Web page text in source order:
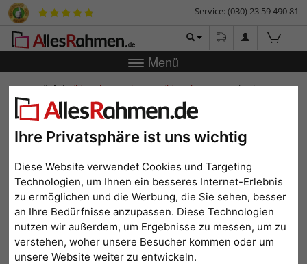
Ihre Privatsphäre ist uns wichtig
Diese Website verwendet Cookies und Targeting
Technologien, um Ihnen ein besseres Internet-Erlebnis
zu ermöglichen und die Werbung, die Sie sehen, besser
an Ihre Bedürfnisse anzupassen. Diese Technologien
nutzen wir außerdem, um Ergebnisse zu messen, um zu
verstehen, woher unsere Besucher kommen oder um
unsere Website weiter zu entwickeln.
Service: (030) 23 59 490 81
Menü
Zurück|Bilderrahmen-Shop Bilderrahmen
Holzrahmen
Almeria
Holzrahmen Almeria